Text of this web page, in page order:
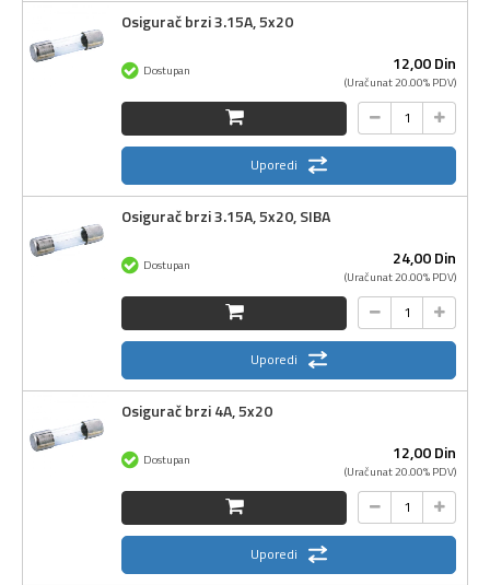
Osigurač brzi 3.15A, 5x20
12,00Din
(Uračunat 20.00% PDV)
Dostupan
Uporedi
Osigurač brzi 3.15A, 5x20, SIBA
24,00Din
(Uračunat 20.00% PDV)
Dostupan
Uporedi
Osigurač brzi 4A, 5x20
12,00Din
(Uračunat 20.00% PDV)
Dostupan
Uporedi